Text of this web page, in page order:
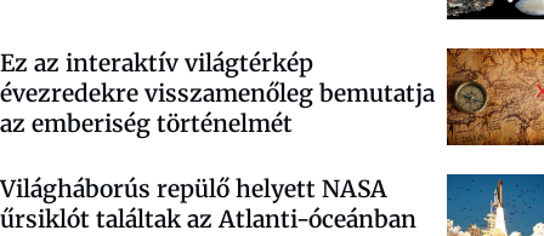
Ez az interaktív világtérkép
évezredekre visszamenőleg bemutatja
az emberiség történelmét
Világháborús repülő helyett NASA
űrsiklót találtak az Atlanti-óceánban